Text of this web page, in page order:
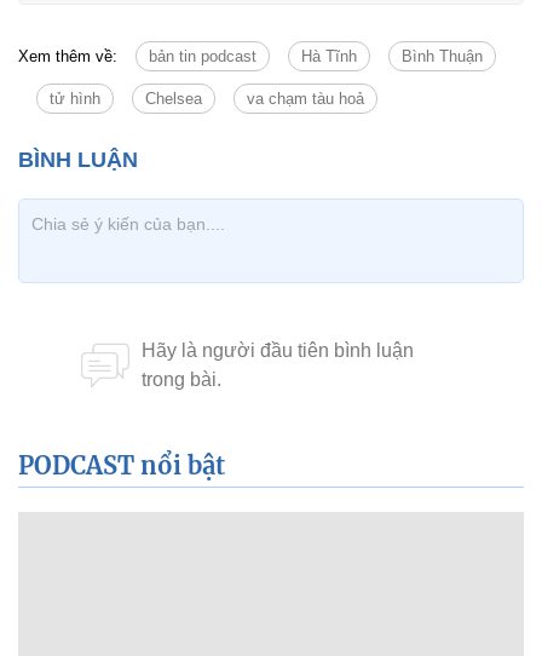
Xem thêm về: bản tin podcast Hà Tĩnh Bình Thuận
tử hình Chelsea va chạm tàu hoả
PODCAST nổi bật